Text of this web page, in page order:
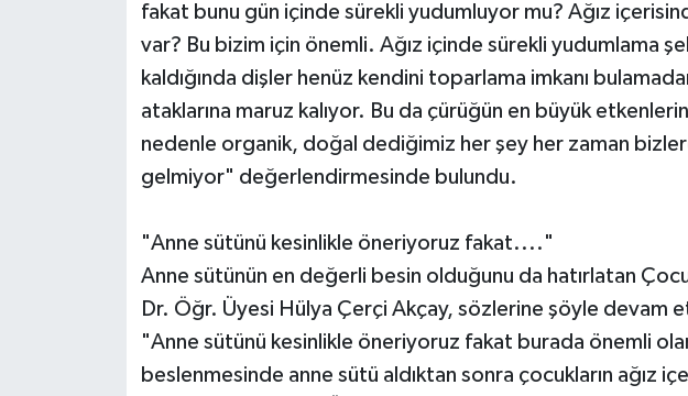
fakat bunu gün içinde sürekli yudumluyor mu? Ağız
var? Bu bizim için önemli. Ağız içinde sürekli yudumlama
kaldığında dişler henüz kendini toparlama imkanı
ataklarına maruz kalıyor. Bu da çürüğün en büyük
nedenle organik, doğal dediğimiz her şey her zaman
gelmiyor" değerlendirmesinde bulundu.
"Anne sütünü kesinlikle öneriyoruz fakat...."
Anne sütünün en değerli besin olduğunu da hatırlatan
Dr. Öğr. Üyesi Hülya Çerçi Akçay, sözlerine şöyle devam
"Anne sütünü kesinlikle öneriyoruz fakat burada önemli
beslenmesinde anne sütü aldıktan sonra çocukların ağız